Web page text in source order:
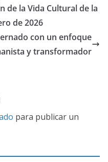
de la Vida Cultural de la
de 2026
con un enfoque
y transformador
para publicar un